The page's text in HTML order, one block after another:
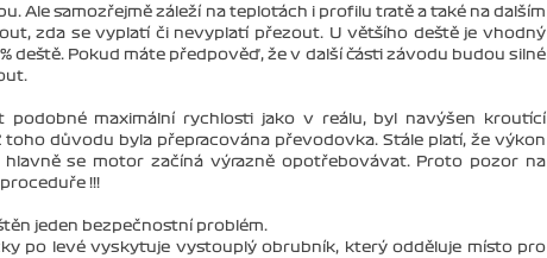
Ale samozřejmě záleží na teplotách i profilu tratě a také na dalším
zda se vyplatí či nevyplatí přezout. U většího deště je vhodný
deště. Pokud máte předpověď, že v další části závodu budou silné
maximální rychlosti jako v reálu, byl navýšen kroutící
důvodu byla přepracována převodovka. Stále platí, že výkon
se motor začíná výrazně opotřebovávat. Proto pozor na
!!!
jeden bezpečnostní problém.
po levé vyskytuje vystouplý obrubník, který odděluje místo pro